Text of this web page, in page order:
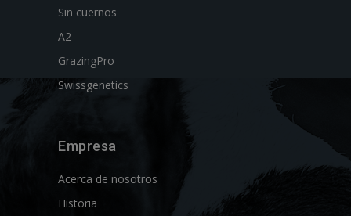
Sin cuernos
A2
GrazingPro
Swissgenetics
Empresa
Acerca de nosotros
Historia